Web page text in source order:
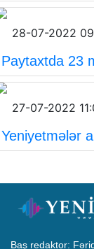
28-07-2022
Paytaxtda 23
27-07-2022
Yeniyetmələr
Baş redaktor: